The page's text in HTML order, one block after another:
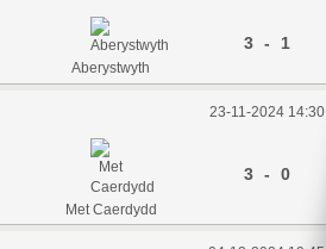
Aberystwyth
3 - 1
23-11-2024 14:30
Met Caerdydd
3 - 0